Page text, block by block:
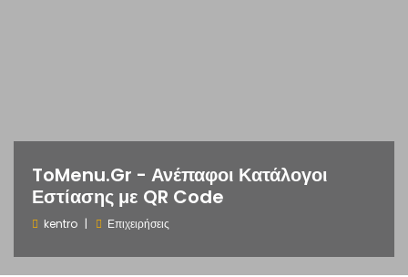
ToMenu.Gr - Ανέπαφοι Κατάλογοι
Εστίασης με QR Code
kentro Επιχειρήσεις